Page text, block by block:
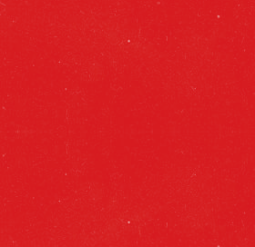
FICHA TÉCNICA
FORMATOS